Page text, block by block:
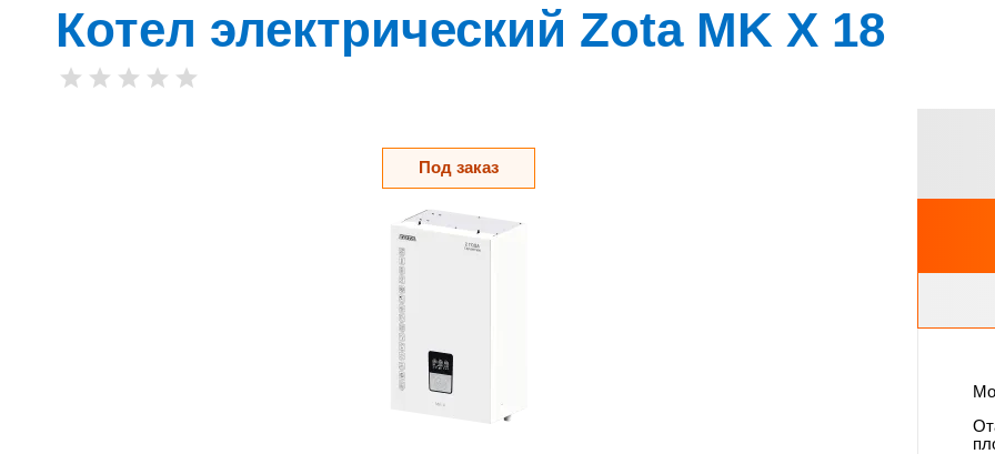
Котел электрический Zota MK X 18
Под заказ